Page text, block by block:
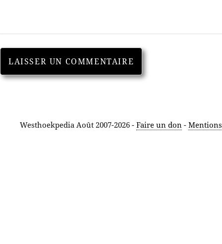
Westhoekpedia Août 2007-2026 - Faire un don-